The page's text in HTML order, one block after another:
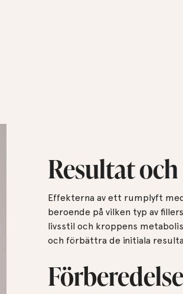
Resultat
Effekterna av ett rumplyft
beroende på vilken typ av
livsstil och kroppens
och förbättra de initiala